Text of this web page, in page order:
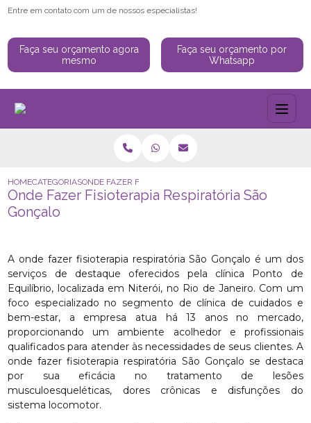
Entre em contato com um de nossos especialistas!
Faça seu orçamento agora
mesmo
Faça seu orçamento por
Whatsapp
HOMECATEGORIASONDE FAZER FISIOTERAPIA RESPIRATÓRIA SÃO GONÇALO
Onde Fazer Fisioterapia Respiratória São
Gonçalo
A onde fazer fisioterapia respiratória São Gonçalo é um dos
serviços de destaque oferecidos pela clínica Ponto de
Equilíbrio, localizada em Niterói, no Rio de Janeiro. Com um
foco especializado no segmento de clínica de cuidados e
bem-estar, a empresa atua há 13 anos no mercado,
proporcionando um ambiente acolhedor e profissionais
qualificados para atender às necessidades de seus clientes. A
onde fazer fisioterapia respiratória São Gonçalo se destaca
por sua eficácia no tratamento de lesões
musculoesqueléticas, dores crônicas e disfunções do
sistema locomotor.